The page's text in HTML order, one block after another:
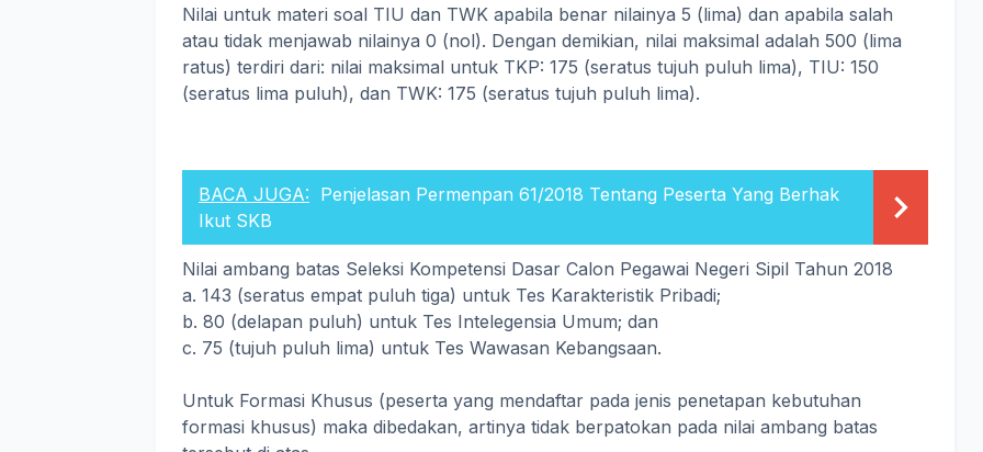
Nilai untuk materi soal TIU dan TWK apabila benar nilainya 5 (lima) dan apabila salah
atau tidak menjawab nilainya 0 (nol). Dengan demikian, nilai maksimal adalah 500 (lima
ratus) terdiri dari: nilai maksimal untuk TKP: 175 (seratus tujuh puluh lima), TIU: 150
(seratus lima puluh), dan TWK: 175 (seratus tujuh puluh lima).
BACA JUGA: Penjelasan Permenpan 61/2018 Tentang Peserta Yang Berhak
Ikut SKB
Nilai ambang batas Seleksi Kompetensi Dasar Calon Pegawai Negeri Sipil Tahun 2018
a. 143 (seratus empat puluh tiga) untuk Tes Karakteristik Pribadi;
b. 80 (delapan puluh) untuk Tes Intelegensia Umum; dan
c. 75 (tujuh puluh lima) untuk Tes Wawasan Kebangsaan.
Untuk Formasi Khusus (peserta yang mendaftar pada jenis penetapan kebutuhan
formasi khusus) maka dibedakan, artinya tidak berpatokan pada nilai ambang batas